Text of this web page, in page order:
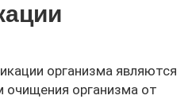
организма являются
организма от